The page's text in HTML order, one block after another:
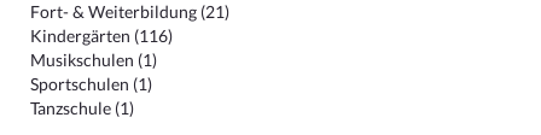
Fort- & Weiterbildung (21)
Kindergärten (116)
Musikschulen (1)
Sportschulen (1)
Tanzschule (1)